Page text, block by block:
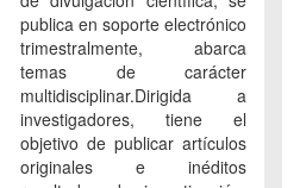
publica en soporte electrónico
trimestralmente, abarca
temas de carácter
multidisciplinar.Dirigida a
investigadores, tiene el
objetivo de publicar artículos
originales e inéditos